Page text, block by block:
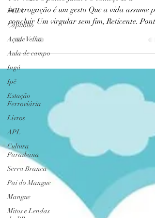
FCJA
Capitólio
Açude Velho
Aula de campo
Ingá
Ipê
Estação
Ferroviária
Livros
APL
Cultura
Paraibana
Serra Branca
Pai do Mangue
Mangue
Mitos e Lendas
Por vezes o ponto final é o começo E a
interrogação é um gesto Que a vida assume
concluir Um virgular sem fim, Reticente.